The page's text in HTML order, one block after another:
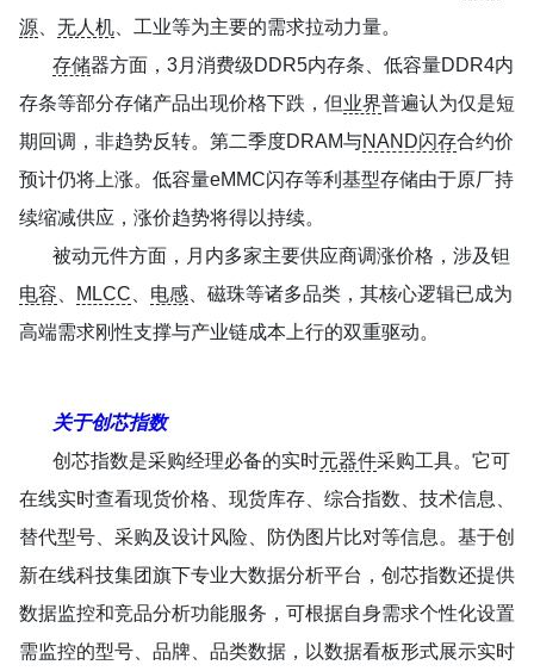
源
无人机 、工业等为主要的需求拉动力量。
存储器方面，3月消费级DDR5内存条、低容量DDR4内
存条等部分存储产品出现价格下跌，但业界普遍认为仅是短
期回调，非趋势反转。第二季度DRAM与NAND闪存合约价
预计仍将上涨。低容量eMMC闪存等利基型存储由于原厂持
续缩减供应，涨价趋势将得以持续。
被动元件方面，月内多家主要供应商调涨价格，涉及钽
电容
MLCC 电感 、磁珠等诸多品类，其核心逻辑已成为
高端需求刚性支撑与产业链成本上行的双重驱动。
关于创芯指数
创芯指数是采购经理必备的实时元器件采购工具。它可
在线实时查看现货价格、现货库存、综合指数、技术信息、
替代型号、采购及设计风险、防伪图片比对等信息。基于创
新在线科技集团旗下专业大数据分析平台，创芯指数还提供
数据监控和竞品分析功能服务，可根据自身需求个性化设置
需监控的型号、品牌、品类数据，以数据看板形式展示实时